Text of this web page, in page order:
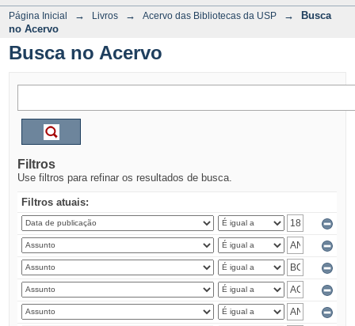
Página Inicial → Livros → Acervo das Bibliotecas da USP →
Busca
no Acervo
Busca no Acervo
Filtros
Use filtros para refinar os resultados de busca.
Filtros atuais: